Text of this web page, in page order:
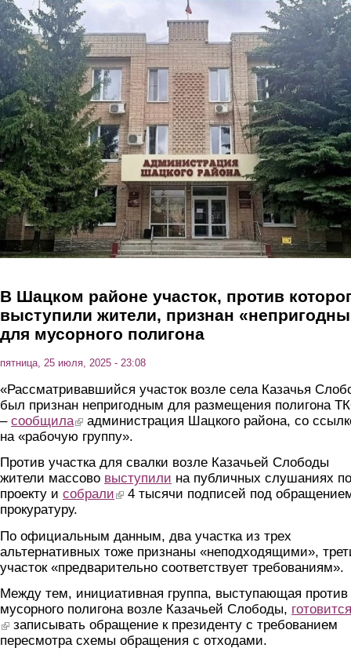
Перейти к основному содержанию
В Шацком районе участок, против
выступили жители, признан
для мусорного полигона
пятница, 25 июля, 2025 - 23:08
«Рассматривавшийся участок возле села Казачья
был признан непригодным для размещения полигона
– сообщила(link is external)
администрация Шацкого района, со
на «рабочую группу».
Против участка для свалки возле Казачьей Слободы
жители массово выступили на публичных слушаниях по
проекту и собрали (link is external)
4 тысячи подписей под
прокуратуру.
По официальным данным, два участка из трех
альтернативных тоже признаны «неподходящими»,
участок «предварительно соответствует требованиям».
Между тем, инициативная группа, выступающая против
мусорного полигона возле Казачьей Слободы, готовится
(link is external)
записывать обращение к президенту с требованием
пересмотра схемы обращения с отходами.